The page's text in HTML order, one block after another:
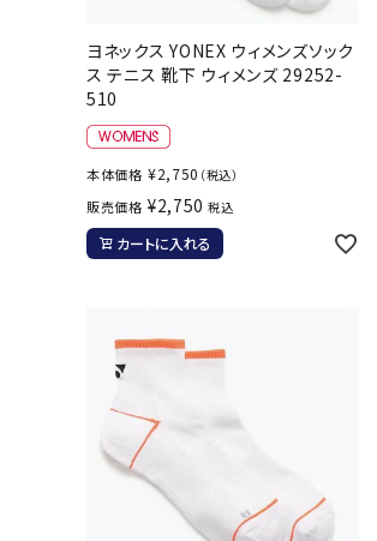
ヨネックス YONEX ウィメンズソック
ス テニス 靴下 ウィメンズ 29252-
510
本体価格 ¥2,750 （税込）
販売価格 ¥2,750 税込
カートに入れる